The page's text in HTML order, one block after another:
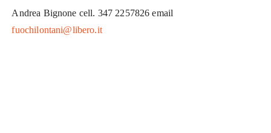
Andrea Bignone cell. 347 2257826 email
fuochilontani@libero.it